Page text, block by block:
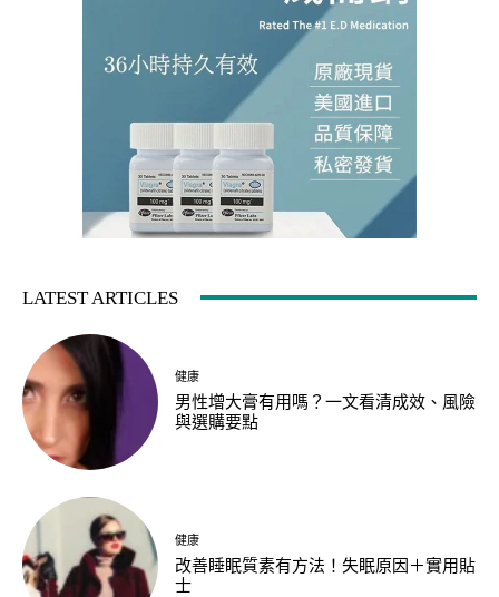
LATEST ARTICLES
健康
男性增大膏有用嗎？一文看清成效、風險
與選購要點
健康
改善睡眠質素有方法！失眠原因＋實用貼
士